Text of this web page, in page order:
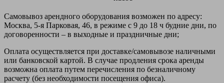
Самовывоз арендного оборудования возможен по адресу:
Москва, 5-я Парковая, 46, в режиме с 9 до 18 ч будние дни, по
договоренности – в выходные и праздничные дни;
Оплата осуществляется при доставке/самовывозе наличными
или банковской картой. В случае продления срока аренды
возможна оплата путем перечисления по безналичному
расчету (без необходимости посещения офиса).